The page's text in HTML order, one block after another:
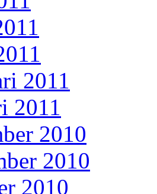
2011
2011
2010
2010
2010